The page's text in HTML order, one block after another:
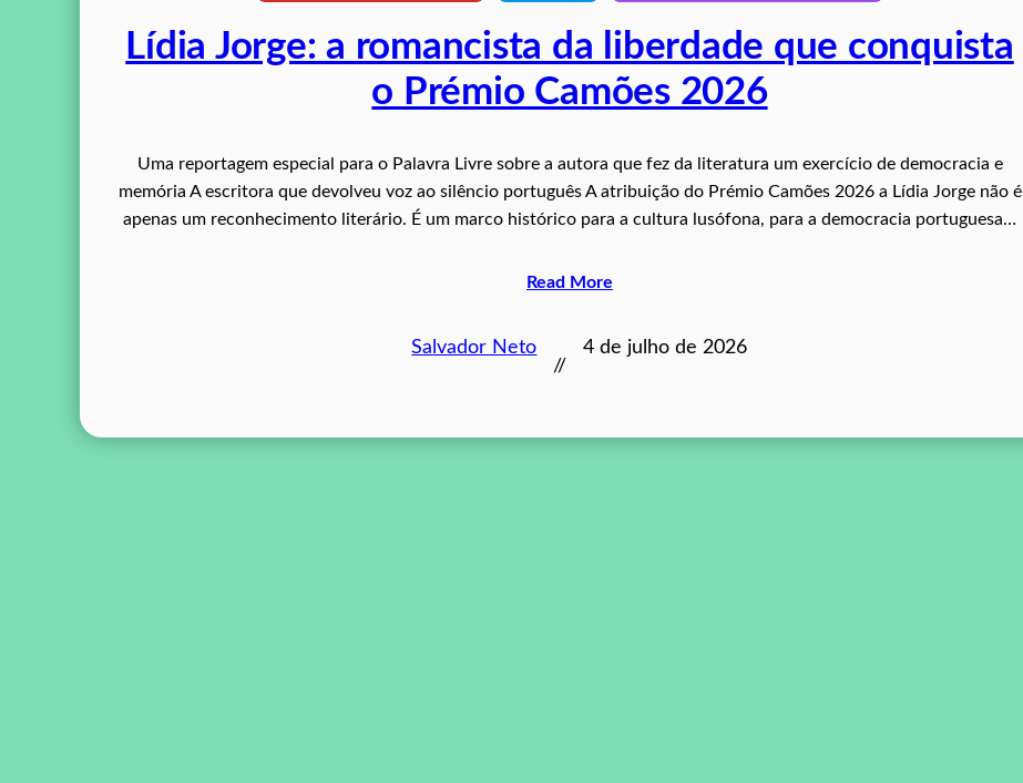
Lídia Jorge: a romancista da liberdade que conquista
o Prémio Camões 2026
Uma reportagem especial para o Palavra Livre sobre a autora que fez da literatura um exercício de democracia e
memória A escritora que devolveu voz ao silêncio português A atribuição do Prémio Camões 2026 a Lídia Jorge não é
apenas um reconhecimento literário. É um marco histórico para a cultura lusófona, para a democracia portuguesa…
Read More
Salvador Neto
//
4 de julho de 2026